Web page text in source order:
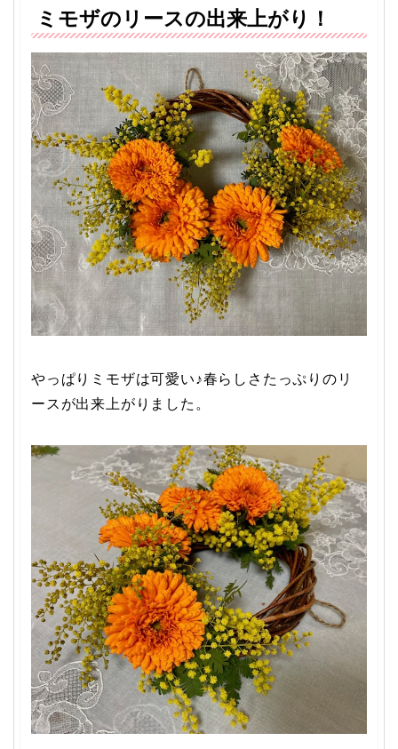
ミモザのリースの出来上がり！
やっぱりミモザは可愛い♪春らしさたっぷりのリ
ースが出来上がりました。